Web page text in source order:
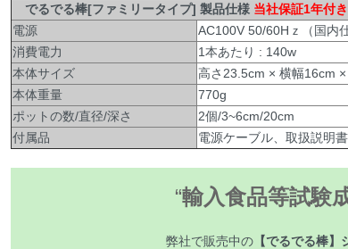
でるでる棒[ファミリータイプ] 製品仕様 当社保証1年付き
電源
AC100V 50/60Hｚ（国内仕
消費電力
1本あたり : 140w
本体サイズ
高さ23.5cm × 横幅16cm
本体重量
770g
ポットの数/直径/深さ
2個/3~6cm/20cm
付属品
電源ケーブル、取扱説明
“輸入食品等試験
弊社で販売中の 【でるでる棒】